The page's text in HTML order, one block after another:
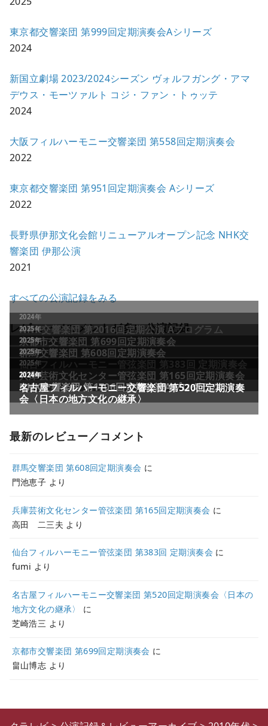
東京都交響楽団 第999回定期演奏会Aシリーズ
2024
新国立劇場 2023/2024シーズン ヴォルフガング・アマ
デウス・モーツァルト コジ・ファン・トゥッテ
2024
大阪フィルハーモニー交響楽団 第558回定期演奏会
2022
東京都交響楽団 第951回定期演奏会 Aシリーズ
2022
長野県伊那文化会館リニューアルオープン記念 NHK交
響楽団 伊那公演
2021
すべての公演記録をみる
レビュー／コメントが多い公演記録
最新のレビュー／コメント
群馬交響楽団 第608回定期演奏会 に
門池恵子 より
兵庫芸術文化センター管弦楽団 第165回定期演奏会 に
高田 二三夫 より
仙台フィルハーモニー管弦楽団 第383回 定期演奏会 に
fumi より
名古屋フィルハーモニー交響楽団 第520回定期演奏会〈日本の
地方文化の継承〉
に
芝崎浩三 より
京都市交響楽団 第699回定期演奏会 に
畠山博志 より